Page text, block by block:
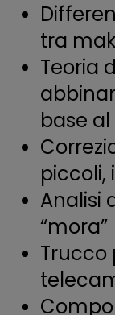
tra
Teoria
base
piccoli,
Analisi
“mora”
Trucco